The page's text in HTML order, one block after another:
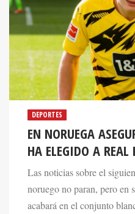
DEPORTES
EN NORUEGA
HA ELEGIDO A
Las noticias sobre el
noruego no paran, pero en
acabará en el conjunto